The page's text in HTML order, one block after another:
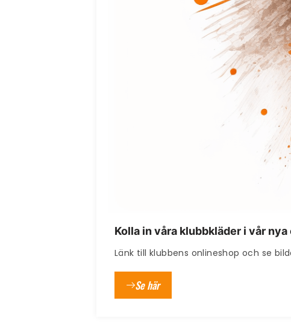
Kolla in våra klubbkläder i vår
Länk till klubbens onlineshop och se
Se här